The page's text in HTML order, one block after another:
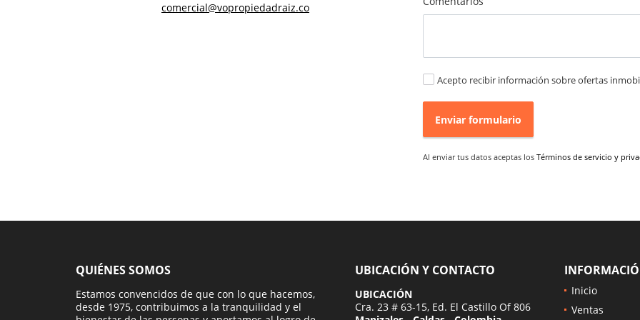
comercial@vopropiedadraiz.co
Acepto recibir información sobre ofertas
Enviar formulario
Al enviar tus datos aceptas los Términos de servicio y
QUIÉNES SOMOS
Estamos convencidos de que con lo que hacemos,
desde 1975, contribuimos a la tranquilidad y el
UBICACIÓN Y CONTACTO
UBICACIÓN
Cra. 23 # 63-15, Ed. El Castillo Of 806
Inicio
Ventas